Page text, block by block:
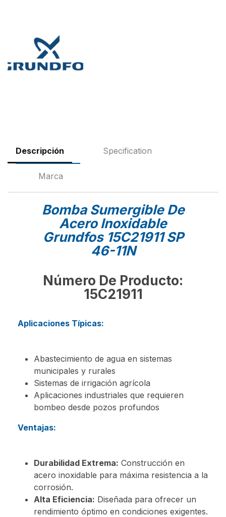
Descripción Specification
Marca
Bomba Sumergible De
Acero Inoxidable
Grundfos 15C21911 SP
46-11N
Número De Producto:
15C21911
Aplicaciones Típicas:
Abastecimiento de agua en sistemas
municipales y rurales
Sistemas de irrigación agrícola
Aplicaciones industriales que requieren
bombeo desde pozos profundos
Ventajas:
Durabilidad Extrema: Construcción en
acero inoxidable para máxima resistencia a la
corrosión.
Alta Eficiencia: Diseñada para ofrecer un
rendimiento óptimo en condiciones exigentes.